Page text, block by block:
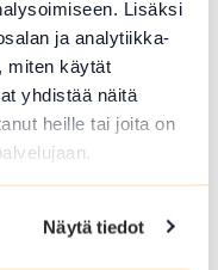
Lisäksi
ja analytiikka-
miten käytät
yhdistää näitä
heille tai joita on
Näytä tiedot
rukoushetket